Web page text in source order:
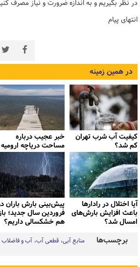
در نظر بگیریم و به اندازه ضرورت و نیاز مصرف
انتهای پیام
در همین زمینه
کیفیت آب شرب تهران
کم شد؟
خبر عجیب درباره
مساحت دریاچه ارومیه
آیا اختلال در رادارها
باعث افزایش بارش‌های
امسال شد؟
پیش‌بینی بارش باران
فروردین سال جدید؛
هم خشکسالی داریم؟
برچسب‌ها منابع آبی قطعی آب آب و